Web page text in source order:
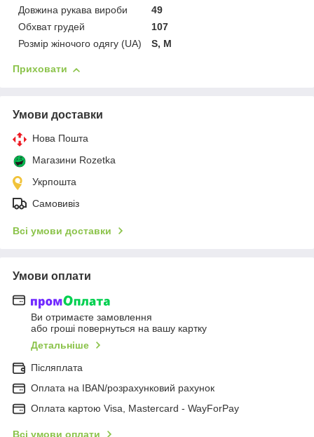
Довжина рукава вироби
49
Обхват грудей
107
Розмір жіночого одягу (UA)
S, M
Приховати
Умови доставки
Нова Пошта
Магазини Rozetka
Укрпошта
Самовивіз
Всі умови доставки
Умови оплати
Ви отримаєте замовлення
або гроші повернуться на вашу картку
Детальніше
Післяплата
Оплата на IBAN/розрахунковий рахунок
Оплата картою Visa, Mastercard - WayForPay
Всі умови оплати